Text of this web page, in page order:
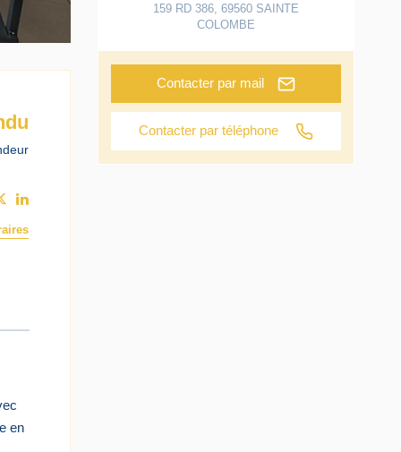
en
159 RD 386, 69560 SAINTE
COLOMBE
Contacter par mail
Contacter par téléphone